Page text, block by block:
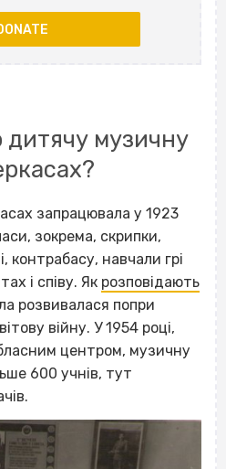
дитячу музичну
запрацювала у 1923
зокрема, скрипки,
контрабасу, навчали грі
і співу. Як розповідають
розвивалася попри
війну. У 1954 році,
центром, музичну
600 учнів, тут